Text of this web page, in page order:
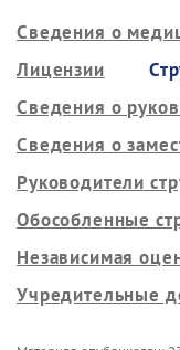
Сведения о
Лицензии
Сведения о
Сведения о
Руководители
Обособленные
Независимая
Учредительные